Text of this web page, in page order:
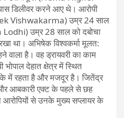
डिलीवर करने आए थे। आरोपी
Vishwakarma) उम्र 24 साल
उम्र 28 साल को दबोचा
रखा था। अभिषेक विश्वकर्मा मूलत:
है। वह ड्रायवरी का काम
देहात क्षेत्र में स्थित
में रहता है और मजदूर है। जितेंद्र
आबकारी एक्ट के पहले से छह
आरोपियों से उनके मुख्य सप्लायर के